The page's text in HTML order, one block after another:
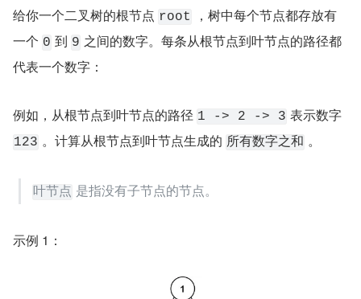
给你一个二叉树的根节点 root
，树中每个节点都存放有
一个 0 到 9 之间的数字。每条从根节点到叶节点的路径都
代表一个数字：
例如，从根节点到叶节点的路径 1 -> 2 -> 3
123 。计算从根节点到叶节点生成的 所有数字之和 。
叶节点 是指没有子节点的节点。
示例 1：